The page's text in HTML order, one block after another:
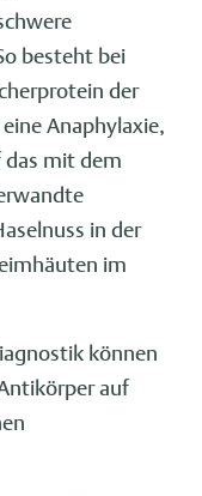
besteht bei
der
Anaphylaxie,
das mit dem
in der
im
können
auf